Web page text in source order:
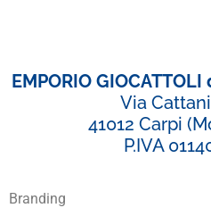
EMPORIO
Via
41012 Carpi
P.IVA
Branding